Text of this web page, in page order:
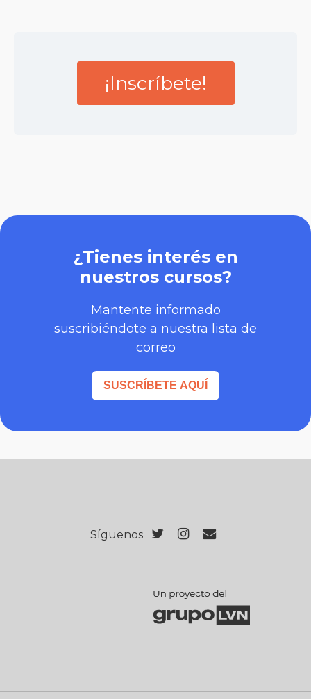
¡Inscríbete!
¿Tienes interés en
nuestros cursos?
Mantente informado
suscribiéndote a nuestra lista de
correo
SUSCRÍBETE AQUÍ
Síguenos